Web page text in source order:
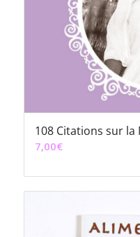
108 Citations sur
7,00€